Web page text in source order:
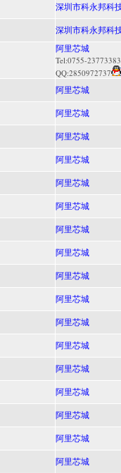
深圳市科永邦科
深圳市科永邦科
阿里芯城
Tel:0755-23773383
QQ:2850972737
阿里芯城
阿里芯城
阿里芯城
阿里芯城
阿里芯城
阿里芯城
阿里芯城
阿里芯城
阿里芯城
阿里芯城
阿里芯城
阿里芯城
阿里芯城
阿里芯城
阿里芯城
阿里芯城
阿里芯城